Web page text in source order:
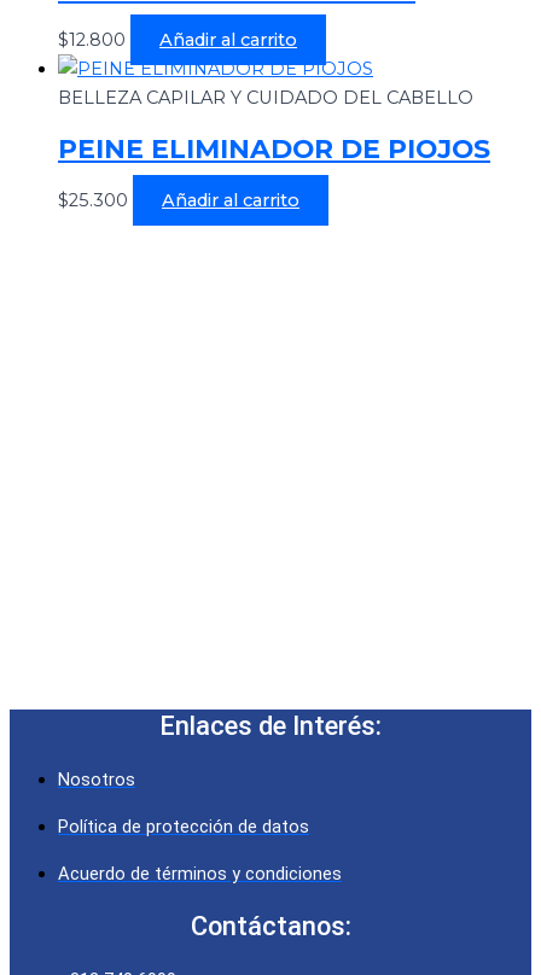
$12.800 Añadir al carrito
BELLEZA CAPILAR Y CUIDADO DEL CABELLO
PEINE ELIMINADOR DE PIOJOS
$25.300 Añadir al carrito
Enlaces de Interés:
Nosotros
Política de protección de datos
Acuerdo de términos y condiciones
Contáctanos: